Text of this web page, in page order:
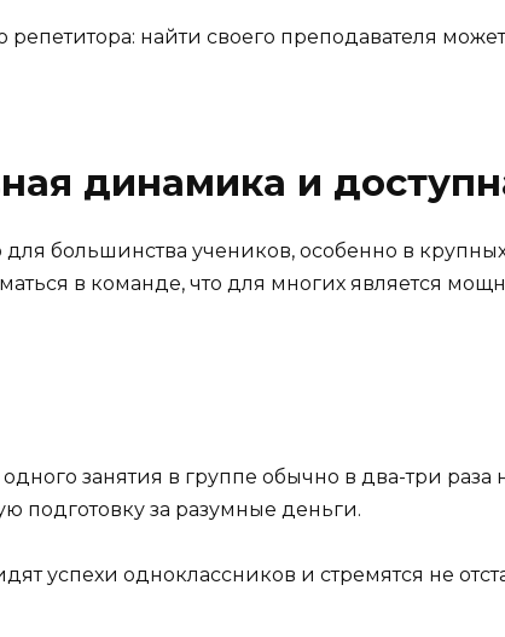
найти своего преподавателя
динамика и
большинства учеников, особенно в
в команде, что для многих является
занятия в группе обычно в два-три раза
подготовку за разумные деньги.
успехи одноклассников и стремятся не